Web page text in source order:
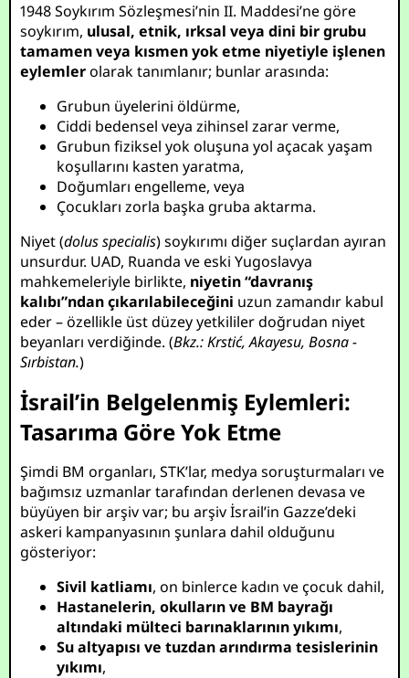
1948 Soykırım Sözleşmesi’nin II. Maddesi’ne göre
soykırım, ulusal, etnik, ırksal veya dini bir grubu
tamamen veya kısmen yok etme niyetiyle işlenen
eylemlerolarak tanımlanır; bunlar arasında:
Grubun üyelerini öldürme,
Ciddi bedensel veya zihinsel zarar verme,
Grubun fiziksel yok oluşuna yol açacak yaşam
koşullarını kasten yaratma,
Doğumları engelleme, veya
Çocukları zorla başka gruba aktarma.
Niyet (dolus specialis) soykırımı diğer suçlardan ayıran
unsurdur. UAD, Ruanda ve eski Yugoslavya
mahkemeleriyle birlikte, niyetin “davranış
kalıbı”ndan çıkarılabileceğini uzun zamandır kabul
eder – özellikle üst düzey yetkililer doğrudan niyet
beyanları verdiğinde. (Bkz.: Krstić, Akayesu, Bosna -
Sırbistan.)
İsrail’in Belgelenmiş Eylemleri:
Tasarıma Göre Yok Etme
Şimdi BM organları, STK’lar, medya soruşturmaları ve
bağımsız uzmanlar tarafından derlenen devasa ve
büyüyen bir arşiv var; bu arşiv İsrail’in Gazze’deki
askeri kampanyasının şunlara dahil olduğunu
gösteriyor:
Sivil katliamı, on binlerce kadın ve çocuk dahil,
Hastanelerin, okulların ve BM bayrağı
altındaki mülteci barınaklarının yıkımı,
Su altyapısı ve tuzdan arındırma tesislerinin
yıkımı,